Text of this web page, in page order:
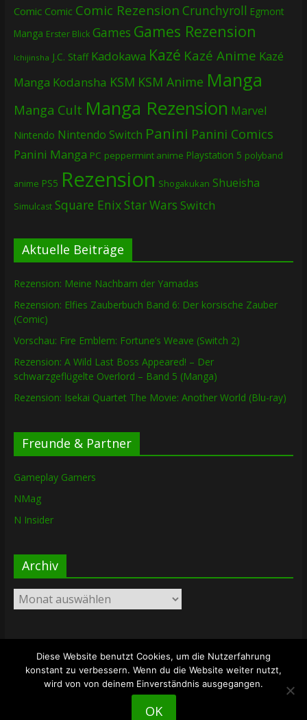
Comic Comic Comic Rezension Crunchyroll Egmont
Manga Erster Blick Games Games Rezension
Ichijinsha J.C. Staff Kadokawa Kazé Kazé Anime Kazé
Manga Kodansha KSM KSM Anime Manga
Manga Cult Manga Rezension Marvel
Nintendo Nintendo Switch Panini Panini Comics
Panini Manga PC peppermint anime Playstation 5 polyband
anime PS5 Rezension Shogakukan Shueisha
Simulcast Square EnixStar Wars Switch
Aktuelle Beiträge
Rezension: Meine Nachbarn der Yamadas
Rezension: Elfies Zauberbuch Band 6: Der korsische Zauber
(Comic)
Vorschau: Fire Emblem: Fortune’s Weave (Switch 2)
Rezension: A Wild Last Boss Appeared! – Der
schwarzgeflügelte Overlord – Band 5 (Manga)
Rezension: Isekai Quartet The Movie: Another World (Blu-ray)
Freunde & Partner
Gameplay Gamers
NMag
N Insider
Archiv
Archiv
Copyright © 2026The Lost Dungeon. Alle Rechte vorbehalten.
Theme: ColorMag vonThemeGrill. Bereitgestellt von
WordPress
Diese Website benutzt Cookies, um die Nutzerfahrung
konstant zu verbessern. Wenn du die Website weiter nutzt,
wird von von deinem Einverständnis ausgegangen.
OK